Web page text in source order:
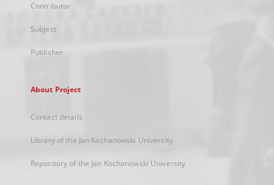
Contributor
Subject
Publisher
About Project
Contact details
Library of the Jan Kochanowski University
Repository of the Jan Kochanowski University